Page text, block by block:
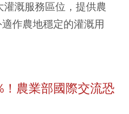
溉服務區位，提供農
作農地穩定的灌溉用
！農業部國際交流恐